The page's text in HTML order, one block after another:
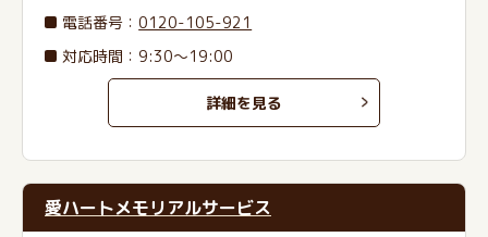
電話番号 ：0120-105-921
対応時間：9:30～19:00
詳細を見る
愛ハートメモリアルサービス